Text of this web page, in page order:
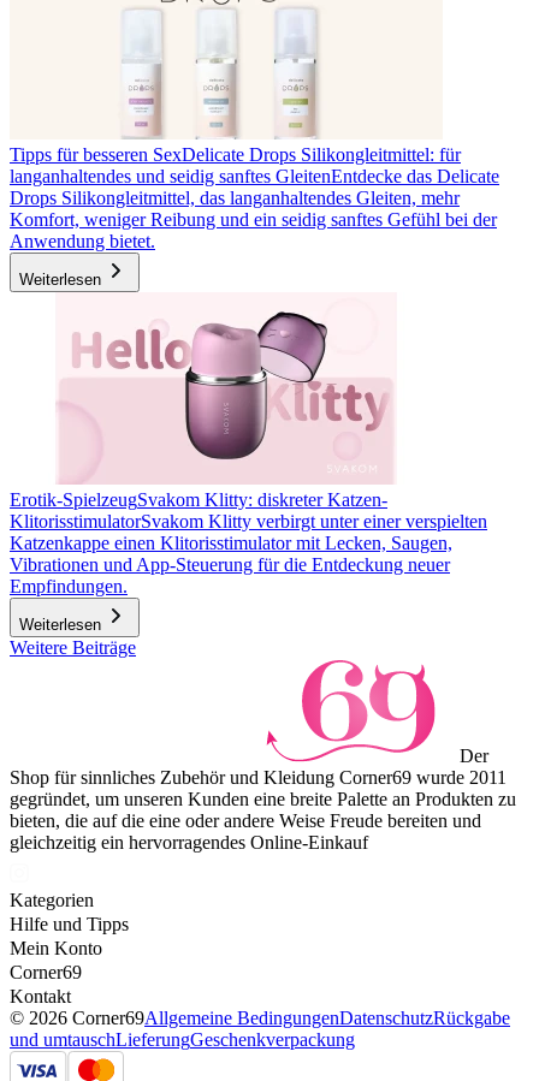
Tipps für besseren SexDelicate Drops Silikongleitmittel: für
langanhaltendes und seidig sanftes GleitenEntdecke das Delicate
Drops Silikongleitmittel, das langanhaltendes Gleiten, mehr
Komfort, weniger Reibung und ein seidig sanftes Gefühl bei der
Anwendung bietet.
Weiterlesen
Erotik-SpielzeugSvakom Klitty: diskreter Katzen-
KlitorisstimulatorSvakom Klitty verbirgt unter einer verspielten
Katzenkappe einen Klitorisstimulator mit Lecken, Saugen,
Vibrationen und App-Steuerung für die Entdeckung neuer
Empfindungen.
Weiterlesen
Weitere Beiträge
Der
Shop für sinnliches Zubehör und Kleidung Corner69 wurde 2011
gegründet, um unseren Kunden eine breite Palette an Produkten zu
bieten, die auf die eine oder andere Weise Freude bereiten und
gleichzeitig ein hervorragendes Online-Einkauf
Kategorien
Hilfe und Tipps
Mein Konto
Corner69
Kontakt
© 2026 Corner69Allgemeine BedingungenDatenschutzRückgabe
und umtauschLieferungGeschenkverpackung